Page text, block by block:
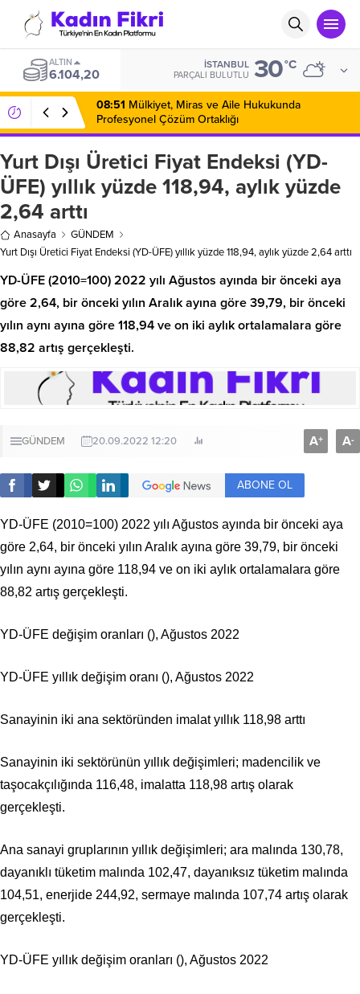
ALTIN
6.104,20
İSTANBUL
PARÇALI BULUTLU 30°C
08:51 Mülkiyet, Miras ve Aile Hukukunda
Profesyonel Çözüm Ortaklığı
Yurt Dışı Üretici Fiyat Endeksi (YD-
ÜFE) yıllık yüzde 118,94, aylık yüzde
2,64 arttı
Anasayfa
GÜNDEM
Yurt Dışı Üretici Fiyat Endeksi (YD-ÜFE) yıllık yüzde 118,94, aylık yüzde 2,64 arttı
YD-ÜFE (2010=100) 2022 yılı Ağustos ayında bir önceki aya
göre 2,64, bir önceki yılın Aralık ayına göre 39,79, bir önceki
yılın aynı ayına göre 118,94 ve on iki aylık ortalamalara göre
88,82 artış gerçekleşti.
GÜNDEM 20.09.2022 12:20 A+ A-
ABONE OL
YD-ÜFE (2010=100) 2022 yılı Ağustos ayında bir önceki aya
göre 2,64, bir önceki yılın Aralık ayına göre 39,79, bir önceki
yılın aynı ayına göre 118,94 ve on iki aylık ortalamalara göre
88,82 artış gerçekleşti.
YD-ÜFE değişim oranları (), Ağustos 2022
YD-ÜFE yıllık değişim oranı (), Ağustos 2022
Sanayinin iki ana sektöründen imalat yıllık 118,98 arttı
Sanayinin iki sektörünün yıllık değişimleri; madencilik ve
taşocakçılığında 116,48, imalatta 118,98 artış olarak
gerçekleşti.
Ana sanayi gruplarının yıllık değişimleri; ara malında 130,78,
dayanıklı tüketim malında 102,47, dayanıksız tüketim malında
104,51, enerjide 244,92, sermaye malında 107,74 artış olarak
gerçekleşti.
YD-ÜFE yıllık değişim oranları (), Ağustos 2022